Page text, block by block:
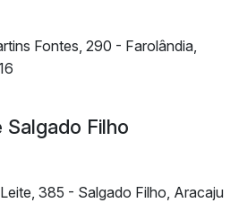
Fontes, 290 - Farolândia,
Salgado Filho
385 - Salgado Filho, Aracaju